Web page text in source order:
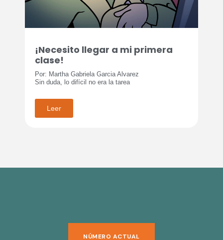
¡Necesito llegar a mi primera
clase!
Por: Martha Gabriela Garcia Alvarez
Sin duda, lo difícil no era la tarea
Leer
NÚMERO ACTUAL